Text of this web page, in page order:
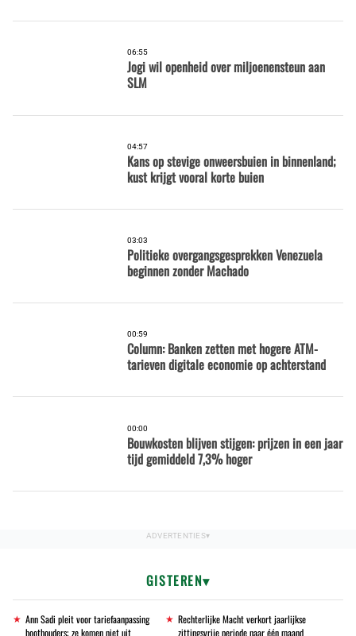
06:55
Jogi wil openheid over miljoenensteun aan
SLM
04:57
Kans op stevige onweersbuien in binnenland;
kust krijgt vooral korte buien
03:03
Politieke overgangsgesprekken Venezuela
beginnen zonder Machado
00:59
Column: Banken zetten met hogere ATM-
tarieven digitale economie op achterstand
00:00
Bouwkosten blijven stijgen: prijzen in een jaar
tijd gemiddeld 7,3% hoger
GISTEREN
Ann Sadi pleit voor tariefaanpassing
boothouders; ze komen niet uit
Rechterlijke Macht verkort jaarlijkse
zittingsvrije periode naar één maand